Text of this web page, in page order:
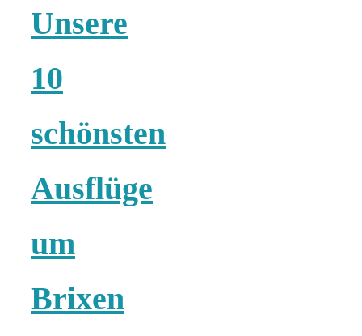
Unsere
10
schönsten
Ausflüge
um
Brixen